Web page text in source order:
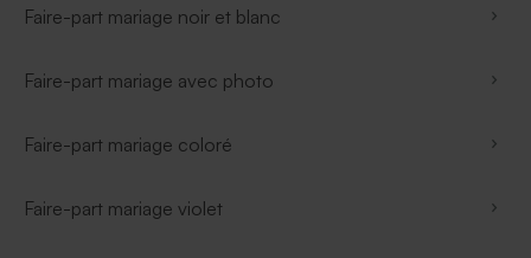
Faire-part mariage noir et blanc
Faire-part mariage avec photo
Faire-part mariage coloré
Faire-part mariage violet